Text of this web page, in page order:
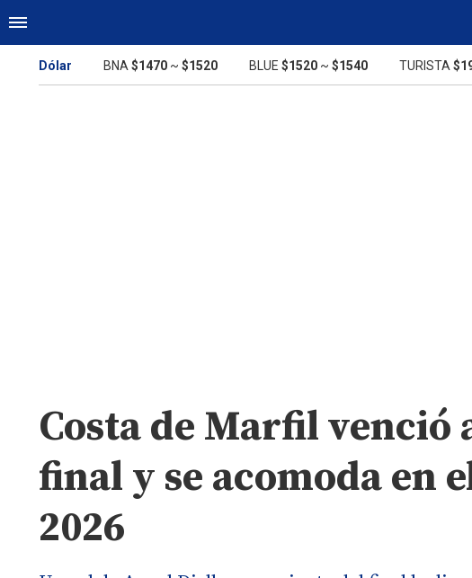
Dólar BNA $1470 ~ $1520 BLUE $1520 ~ $1540 TURISTA
Costa de Marfil venció
final y se acomoda en
2026